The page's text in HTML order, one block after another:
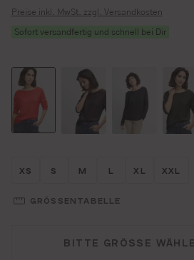
Preise inkl. MwSt. zzgl. Versandkosten
Sofort versandfertig und schnell bei Dir
Größe wählen
XS Größe wählen
S Größe wählen
M Größe
L Größe
XL XXL
GRÖSSENTABELLE
BITTE GRÖSSE